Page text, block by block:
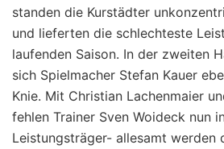
standen die Kurstädter
und lieferten die schlechteste
laufenden Saison. In der zweiten
sich Spielmacher Stefan Kauer
Knie. Mit Christian Lachenmaier
fehlen Trainer Sven Woideck nun
Leistungsträger- allesamt werden